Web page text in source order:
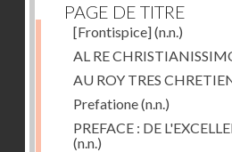
PAGE DE TITRE
[Frontispice](n.n.)
AL RE
AU ROY TRES
Prefatione(n.n.)
PREFACE : DE
(n.n.)